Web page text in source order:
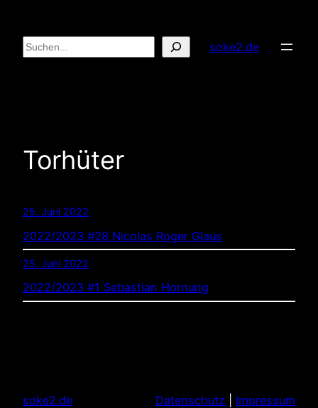
Inhalt
springen
Suchen soke2.de
Torhüter
25. Juni 2022
2022/2023 #28 Nicolas Roger Glaus
25. Juni 2022
2022/2023 #1 Sebastian Hornung
soke2.de Datenschutz Impressum